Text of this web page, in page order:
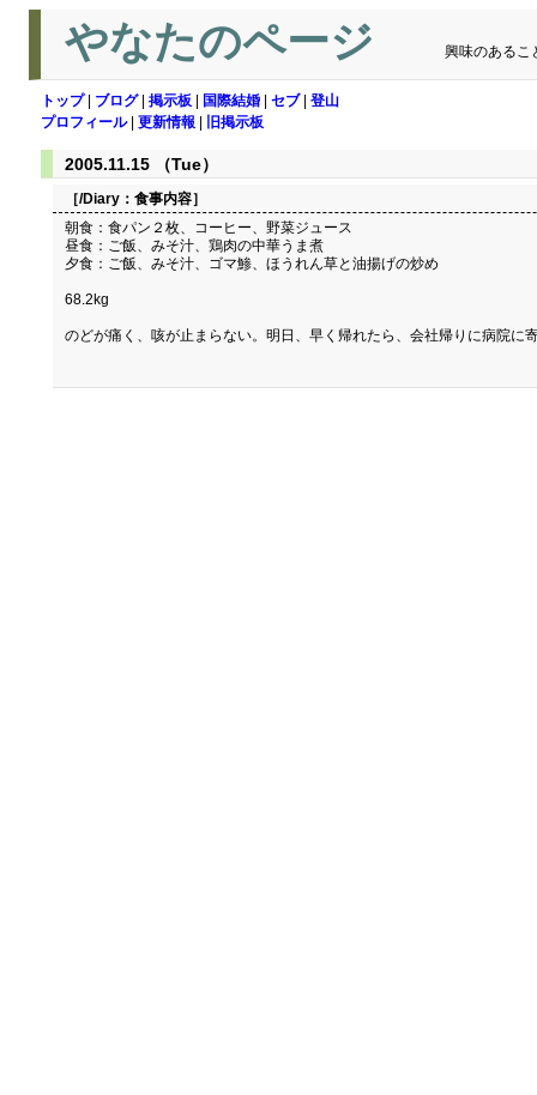
やなたのページ 興味のあるこ
トップ| ブログ| 掲示板 国際結婚 セブ| 登山
プロフィール| 更新情報 旧掲示板
2005.11.15 （Tue）
［/Diary： 食事内容］
朝食：食パン２枚、コーヒー、野菜ジュース
昼食：ご飯、みそ汁、鶏肉の中華うま煮
夕食：ご飯、みそ汁、ゴマ鯵、ほうれん草と油揚げの炒め
68.2kg
のどが痛く、咳が止まらない。明日、早く帰れたら、会社帰りに病院に